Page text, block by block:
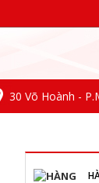
30 Võ Hoành -